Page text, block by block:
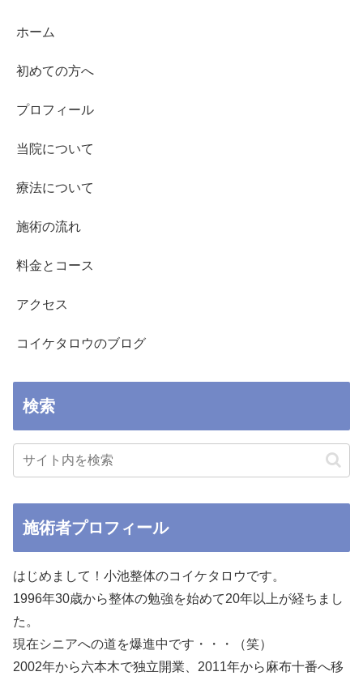
ホーム
初めての方へ
プロフィール
当院について
療法について
施術の流れ
料金とコース
アクセス
コイケタロウのブログ
検索
施術者プロフィール
はじめまして！小池整体のコイケタロウです。
1996年30歳から整体の勉強を始めて20年以上が経ちまし
た。
現在シニアへの道を爆進中です・・・（笑）
2002年から六本木で独立開業、2011年から麻布十番へ移